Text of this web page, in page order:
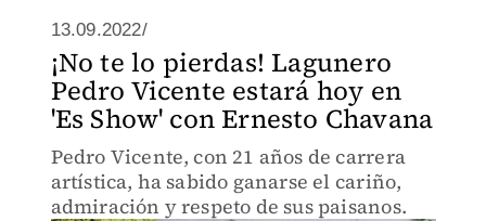
13.09.2022/
¡No te lo pierdas! Lagunero
Pedro Vicente estará hoy en
'Es Show' con Ernesto Chavana
Pedro Vicente, con 21 años de carrera
artística, ha sabido ganarse el cariño,
admiración y respeto de sus paisanos.